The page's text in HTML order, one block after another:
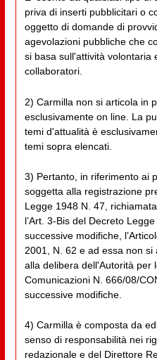
priva di inserti pubblicitari o
oggetto di domande di
agevolazioni pubbliche che
si basa sull'attività volontaria
collaboratori.
2) Carmilla non si articola in
esclusivamente on line. La
temi d'attualità è
temi sopra elencati.
3) Pertanto, in riferimento ai
soggetta alla registrazione
Legge 1948 N. 47,
l’Art. 3-Bis del Decreto
successive modifiche,
2001, N. 62 e ad essa non
alla delibera dell'Autorità per
Comunicazioni N. 666/08/
successive modifiche.
4) Carmilla è composta da
senso di responsabilità nei
redazionale e del Direttore